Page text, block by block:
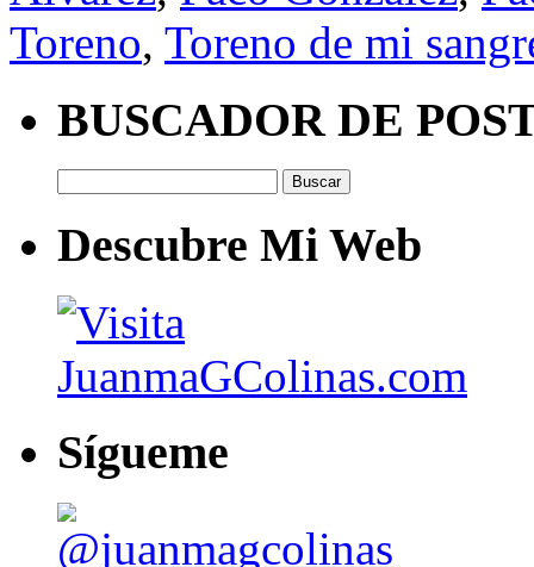
Toreno, Toreno de mi
BUSCADOR DE
Descubre Mi Web
Sígueme